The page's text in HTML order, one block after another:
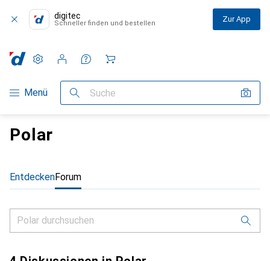
digitec
Schneller finden und bestellen Zur App
Navigation nach Kategorien
Menü Suche
Einstellungen
Kundenkonto
Vergleichslisten
Merklisten
Warenkorb
Polar
EntdeckenForum